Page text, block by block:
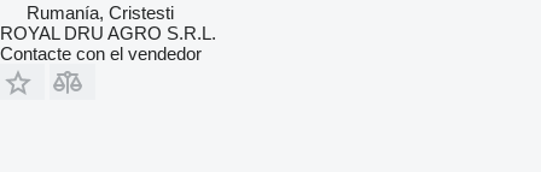
Rumanía, Cristesti
ROYAL DRU AGRO S.R.L.
Contacte con el vendedor